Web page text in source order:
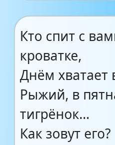
Кто спит с
кроватке,
Днём хватает
Рыжий, в
тигрёнок…
Как зовут его?